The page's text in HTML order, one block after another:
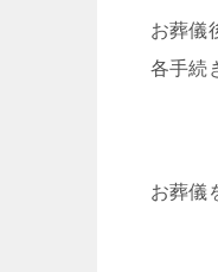
お葬儀
各手続
お葬儀